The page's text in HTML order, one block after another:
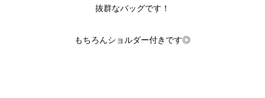
抜群なバッグです！
もちろんショルダー付きです◎